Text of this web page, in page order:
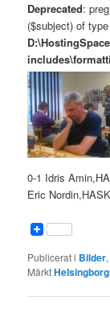
Deprecated:
($subject) of
0-1 Idris
Eric
Publicerat i Bilder
Märkt